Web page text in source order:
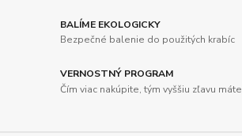
BALÍME EKOLOGICKY
Bezpečné balenie do použitých krabíc
VERNOSTNÝ PROGRAM
Čím viac nakúpite, tým vyššiu zľavu máte